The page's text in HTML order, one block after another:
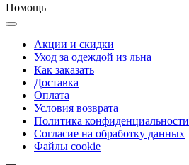
Помощь
Акции и скидки
Уход за одеждой из льна
Как заказать
Доставка
Оплата
Условия возврата
Политика конфиденциальности
Согласие на обработку данных
Файлы cookie